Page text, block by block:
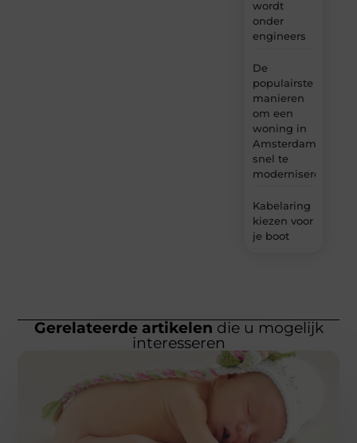
wordt
onder
engineers
De
populairste
manieren
om een
woning in
Amsterdam
snel te
moderniseren
Kabelaring
kiezen voor
je boot
Gerelateerde artikelen die u mogelijk
interesseren